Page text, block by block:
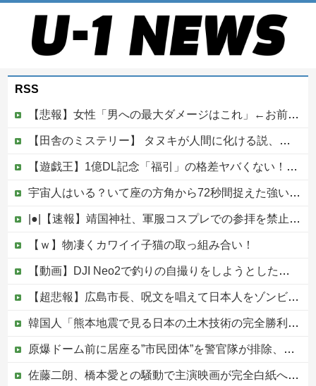
RSS
【悲報】女性「男への最大ダメージはこれ」←お前ら耐えられる？
【田舎のミステリー】 タヌキが人間に化ける説、これ多分マジ
【遊戯王】1億DL記念「福引」の格差ヤバくない！？
宇宙人はいる？いて座の方角から72秒間捉えた強い電波、50年間正体分からぬ「Wow！信号」他
|●|【速報】靖国神社、軍服コスプレでの参拝を禁止へ
【ｗ】物凄くカワイイ子猫の取っ組み合い！
【動画】DJI Neo2で釣りの自撮りをしようとした男の悲劇（ノ∇`）
【超悲報】広島市長、呪文を唱えて日本人をゾンビ化させていると非難されてしまう
韓国人「熊本地震で見る日本の土木技術の完全勝利をご覧ください」→「これはすごいわ」「こういうのを見ると日本人は何か適当に作る感じがしない・・・」...
原爆ドーム前に居座る”市民団体”を警官隊が排除、その瞬間に周囲で見守っていた観客たちが……
佐藤二朗、橋本愛との騒動で主演映画が完全白紙へｗｗｗｗｗ